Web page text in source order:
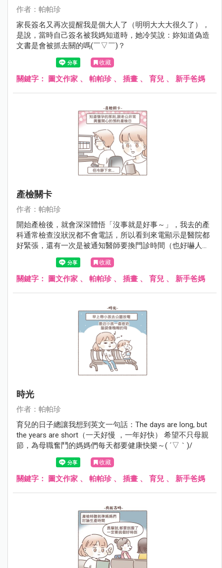
作者：帕帕珍
家長簽名又再次提醒我是個大人了（明明大大大很久了），
是說，當時自己簽名被我媽知道時，她冷笑說：妳知道偽造
文書是會被抓去關的嗎(￣▽￣)？
收藏
關鍵字： 圖文作家 、 帕帕珍、 插畫 、 育兒 、 新手爸媽
產檢關卡
作者：帕帕珍
開始產檢後，就會深深體悟「沒事就是好事～」，我去的產
科通常檢查沒狀況都不會電話，所以看到來電顯示是醫院都
好緊張，還有一次是被通知醫師要換門診時間（也好嚇人
啊！）現在網路太方便，會查到很多準爸媽分享許多虛驚一
場的檢查報告 （通常第一次檢查異常,會再被要求第二次更精
細的檢查），或真的有狀況的......看了都會跟著很難過 (｡･
收藏
關鍵字： 圖文作家 、 帕帕珍、 插畫 、 育兒 、 新手爸媽
時光
作者：帕帕珍
育兒的日子總讓我想到英文一句話：The days are long, but
the years are short（一天好慢 ，一年好快） 希望不只母親
節，為母職奮鬥的媽媽們每天都要健康快樂～( ´▽｀)/
收藏
關鍵字： 圖文作家 、 帕帕珍、 插畫 、 育兒 、 新手爸媽